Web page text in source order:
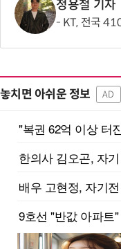
정용철 기자
KT, 전국
놓치면 아쉬운 정보 AD